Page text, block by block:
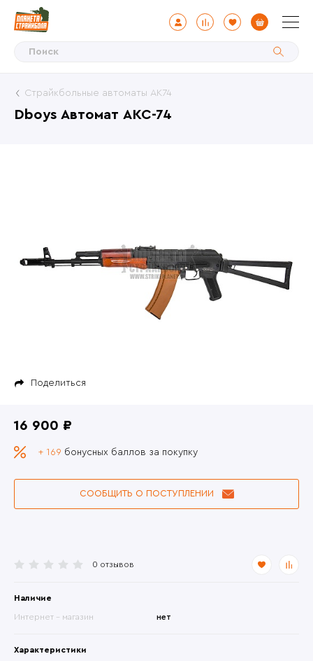
Dboys Автомат АКС-74
Страйкбольные автоматы АК74
Поделиться
0 отзывов
Наличие
Интернет - магазин нет
Характеристики
16 900 ₽
+ 169 бонусных баллов за покупку
СООБЩИТЬ О ПОСТУПЛЕНИИ